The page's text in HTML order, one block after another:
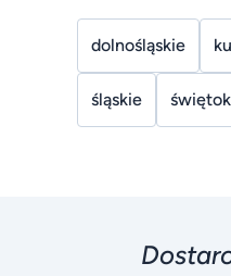
dolnośląskie
śląskie